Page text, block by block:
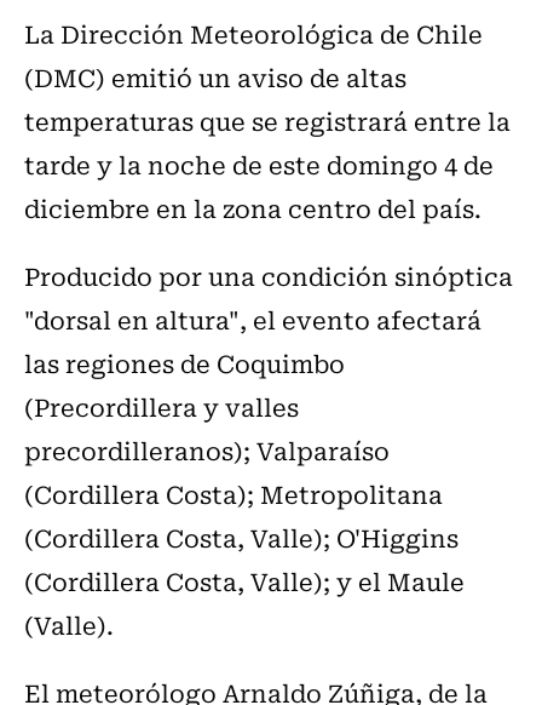
La Dirección Meteorológica de Chile
(DMC) emitió un aviso de altas
temperaturas que se registrará entre la
tarde y la noche de este domingo 4 de
diciembre en la zona centro del país.
Producido por una condición sinóptica
"dorsal en altura", el evento afectará
las regiones de Coquimbo
(Precordillera y valles
precordilleranos); Valparaíso
(Cordillera Costa); Metropolitana
(Cordillera Costa, Valle); O'Higgins
(Cordillera Costa, Valle); y el Maule
(Valle).
El meteorólogo Arnaldo Zúñiga, de la